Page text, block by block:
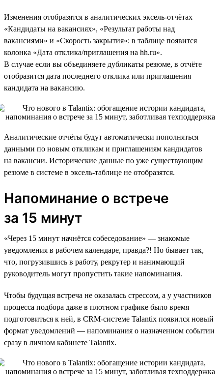
Изменения отобразятся в аналитических эксель-отчётах
«Кандидаты на вакансиях», «Результат работы над
вакансиями» и «Скорость закрытия»: в таблице появится
колонка «Дата отклика/приглашения на hh.ru».
В случае если вы объединяете дубликаты резюме, в отчёте
отобразится дата последнего отклика или приглашения
кандидата на вакансию.
Аналитические отчёты будут автоматически пополняться
данными по новым откликам и приглашениям кандидатов
на вакансии. Исторические данные по уже существующим
резюме в системе в эксель-таблице не отобразятся.
Напоминание о встрече
за 15 минут
«Через 15 минут начнётся собеседование» — знакомые
уведомления в рабочем календаре, правда?! Но бывает так,
что, погрузившись в работу, рекрутер и нанимающий
руководитель могут пропустить такие напоминания.
Чтобы будущая встреча не оказалась стрессом, а у участников
процесса подбора даже в плотном графике было время
подготовиться к ней, в CRM-системе Talantix появился новый
формат уведомлений — напоминания о назначенном событии
сразу в личном кабинете Talantix.